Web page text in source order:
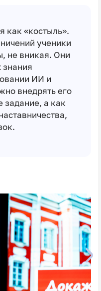
как «костыль».
ученики
не вникая. Они
знания
ИИ и
внедрять его
задание, а как